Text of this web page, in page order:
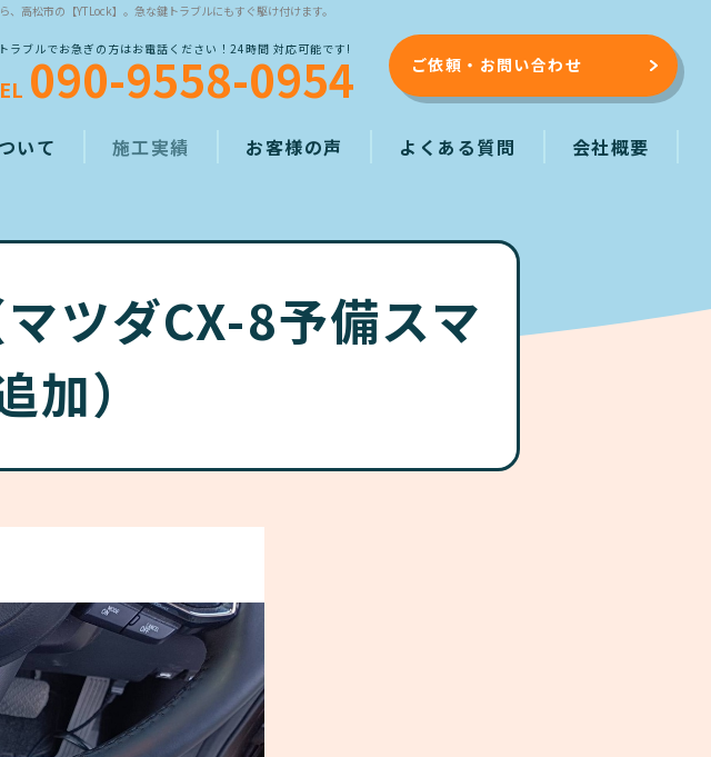
、高松市の【YTLock】。急な鍵トラブルにもすぐ駆け付けます。
ラブルでお急ぎの方はお電話ください！24時間 対応可能です!
090-9558-0954 ご依頼・お問い合わせ
いて 施工実績
防犯対策
お客様の声 よくある質問 会社概要
ツダCX-8予備スマ
加）